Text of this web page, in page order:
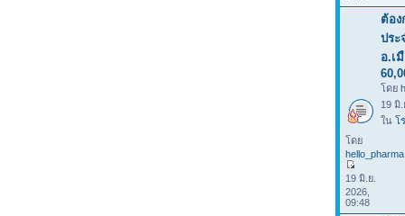
ต้อง
ประ
อ.เ
โดย
19 มิ.
ใน โ
โดย
hello_pharma
19 มิ.ย.
2026,
09:48